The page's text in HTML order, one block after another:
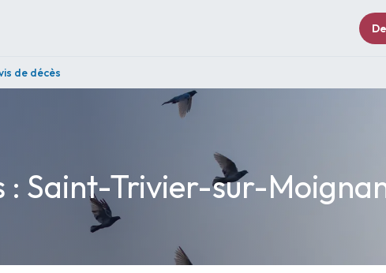
de décès
: Saint-Trivier-sur-